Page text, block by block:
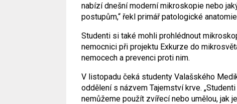
nabízí dnešní moderní mikroskopie nebo
postupům,“ řekl primář patologické
Studenti si také mohli prohlédnout
nemocnici při projektu Exkurze do
nemocech a prevenci proti nim.
V listopadu čeká studenty Valašského
oddělení s názvem Tajemství krve.
nemůžeme použít zvířecí nebo umělou, jak